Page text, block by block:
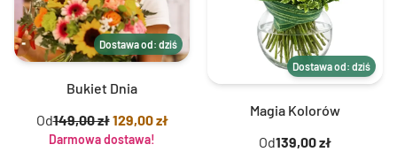
Dostawa od: dziś
Bukiet Dnia
Od149,00 zł129,00 zł
Darmowa dostawa!
Dostawa od: dziś
Magia Kolorów
Od139,00 zł